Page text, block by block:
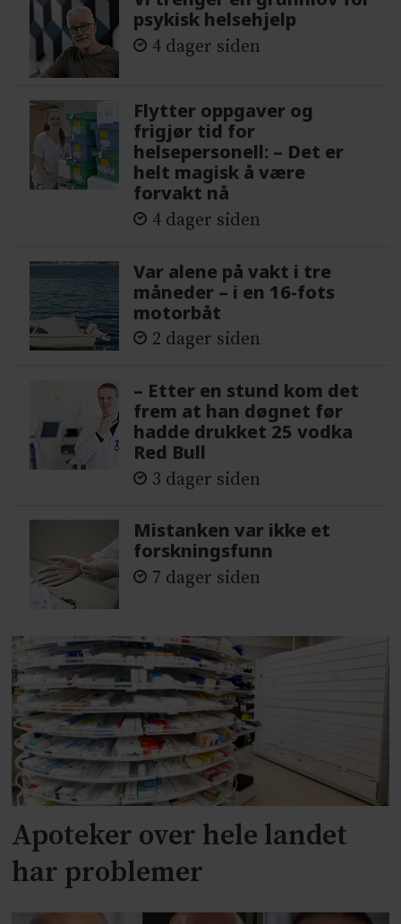
psykisk helsehjelp
4 dager siden
Flytter oppgaver og
frigjør tid for
helsepersonell: – Det er
helt magisk å være
forvakt nå
4 dager siden
Var alene på vakt i tre
måneder – i en 16-fots
motorbåt
2 dager siden
– Etter en stund kom det
frem at han døgnet før
hadde drukket 25 vodka
Red Bull
3 dager siden
Mistanken var ikke et
forskningsfunn
7 dager siden
Apoteker over hele landet
har problemer